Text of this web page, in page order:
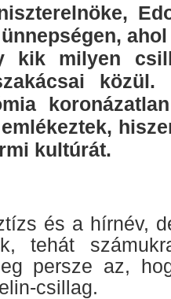
kik milyen
kultúrát.
és a hírnév,
tehát
persze az,
csillag.